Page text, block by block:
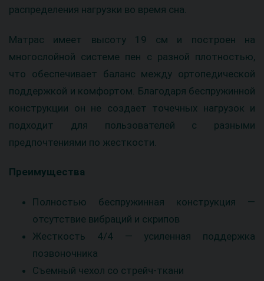
распределения нагрузки во время сна.
Матрас имеет высоту 19 см и построен на
многослойной системе пен с разной плотностью,
что обеспечивает баланс между ортопедической
поддержкой и комфортом. Благодаря беспружинной
конструкции он не создает точечных нагрузок и
подходит для пользователей с разными
предпочтениями по жесткости.
Преимущества
Полностью беспружинная конструкция —
отсутствие вибраций и скрипов
Жесткость 4/4 — усиленная поддержка
позвоночника
Съемный чехол со стрейч-ткани